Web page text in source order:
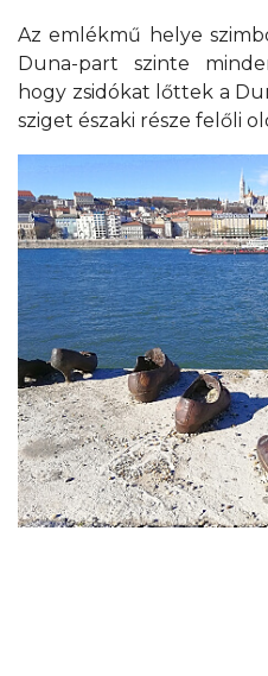
Az emlékmű helye
Duna-part szinte
hogy zsidókat lőttek a
sziget északi része felőli